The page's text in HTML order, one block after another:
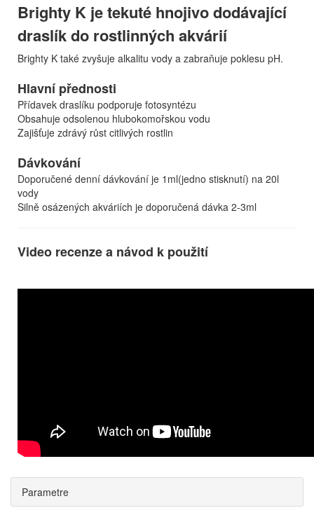
Brighty K je tekuté hnojivo dodávající
draslík do rostlinných akvárií
Brighty K také zvyšuje alkalitu vody a zabraňuje poklesu pH.
Hlavní přednosti
Přídavek draslíku podporuje fotosyntézu
Obsahuje odsolenou hlubokomořskou vodu
Zajišťuje zdrávý růst citlivých rostlin
Dávkování
Doporučené denní dávkování je 1ml(jedno stisknutí) na 20l
vody
Silně osázených akváriích je doporučená dávka 2-3ml
Video recenze a návod k použití
Parametre